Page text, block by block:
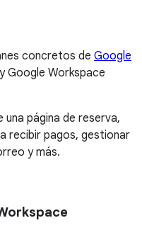
concretos de Google
y Google Workspace
una página de reserva,
recibir pagos, gestionar
y más.